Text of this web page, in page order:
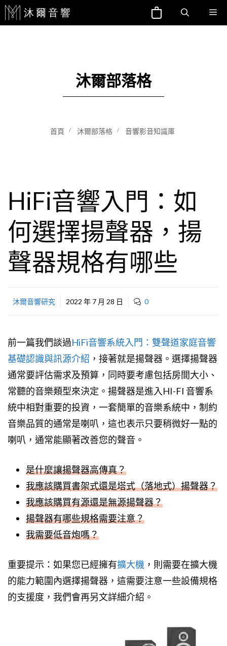
跳
至
沐爾部落格
首頁 沐爾部落格 音響影音知識庫
HiFi音響入門：如
何選擇揚聲器，揚
聲器規格有哪些
沐爾音響研究 2022 年 7 月 28 日 0
前一篇我們談過HiFi音響系統入門：雙聲道家庭音響
基礎認識與訊源介紹 ，接著就是揚聲器。選擇揚聲器
通常要評估需求及預算，同時要考慮包括房間大小、
常聽的音樂類型來決定。揚聲器是進入HI-FI 音響系
統中相對重要的投資，一套簡單的音樂系統中，制約
音樂品質的通常是喇叭，這也表示只要稍微好一點的
喇叭，通常能顯著改善您的聲音。
是什麼讓揚聲器高傳真？
我應該購買書架式還是塔式（落地式）揚聲器？
我應該購買有源還是無源揚聲器？
揚聲器有哪些規格需要注意？
我需要低音炮嗎？
重要提示：如果您已經擁有擴大機 ，則需要在擴大機
的能力範圍內選擇揚聲器，這需要注意一些設備規格
的支援度，我們會再另文詳細介紹。